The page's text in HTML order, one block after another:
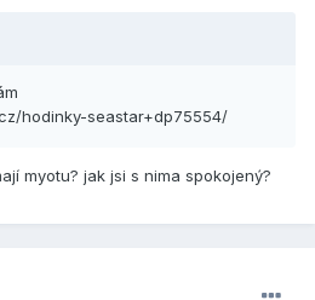
hodinky-seastar+dp75554/
myotu? jak jsi s nima spokojený?